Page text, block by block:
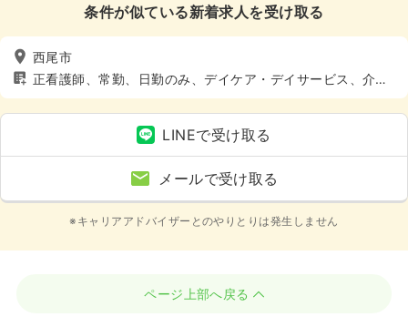
条件が似ている新着求人を受け取る
西尾市
正看護師、常勤、日勤のみ、デイケア・デイサービス、介
護・福祉系
LINEで受け取る
メールで受け取る
※キャリアアドバイザーとのやりとりは発生しません
ページ上部へ戻る